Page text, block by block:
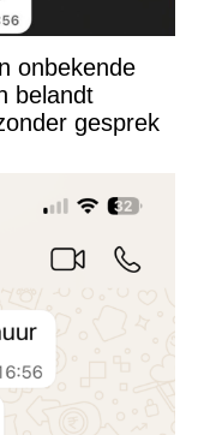
onbekende
belandt
gesprek